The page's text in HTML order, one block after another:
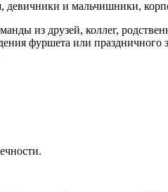
девичники и мальчишники,
из друзей, коллег,
фуршета или праздничного